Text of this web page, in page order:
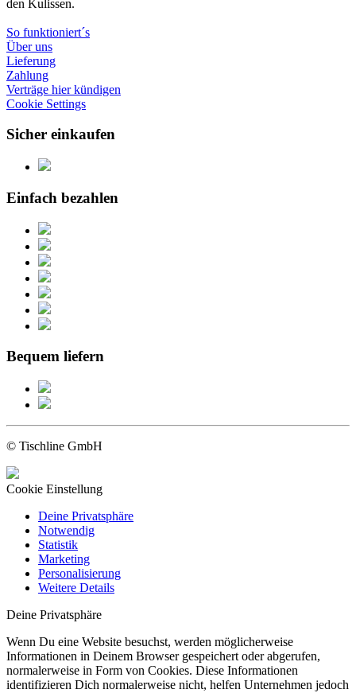
den Kulissen.
So funktioniert´s
Über uns
Lieferung
Zahlung
Verträge hier kündigen
Cookie Settings
Sicher einkaufen
Einfach bezahlen
Bequem liefern
© Tischline GmbH
Cookie Einstellung
Deine Privatsphäre
Notwendig
Statistik
Marketing
Personalisierung
Weitere Details
Deine Privatsphäre
Wenn Du eine Website besuchst, werden möglicherweise
Informationen in Deinem Browser gespeichert oder abgerufen,
normalerweise in Form von Cookies. Diese Informationen
identifizieren Dich normalerweise nicht, helfen Unternehmen jedoch